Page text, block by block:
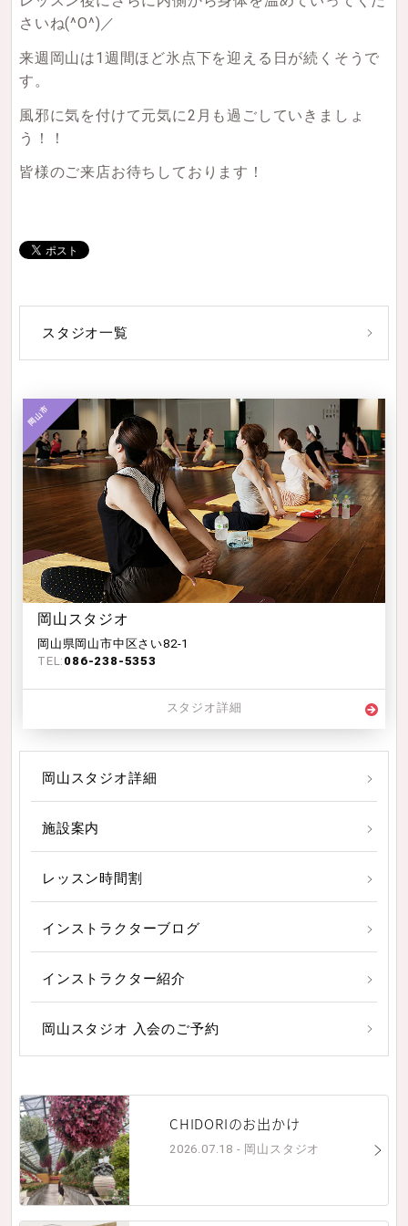
さいね(^O^)／
来週岡山は1週間ほど氷点下を迎える日が続くそうで
す。
風邪に気を付けて元気に2月も過ごしていきましょ
う！！
皆様のご来店お待ちしております！
スタジオ一覧
岡山スタジオ
岡山県岡山市中区さい82-1
TEL: 086-238-5353
スタジオ詳細
岡山スタジオ詳細
施設案内
レッスン時間割
インストラクターブログ
インストラクター紹介
岡山スタジオ 入会のご予約
CHIDORIのお出かけ
2026.07.18 - 岡山スタジオ